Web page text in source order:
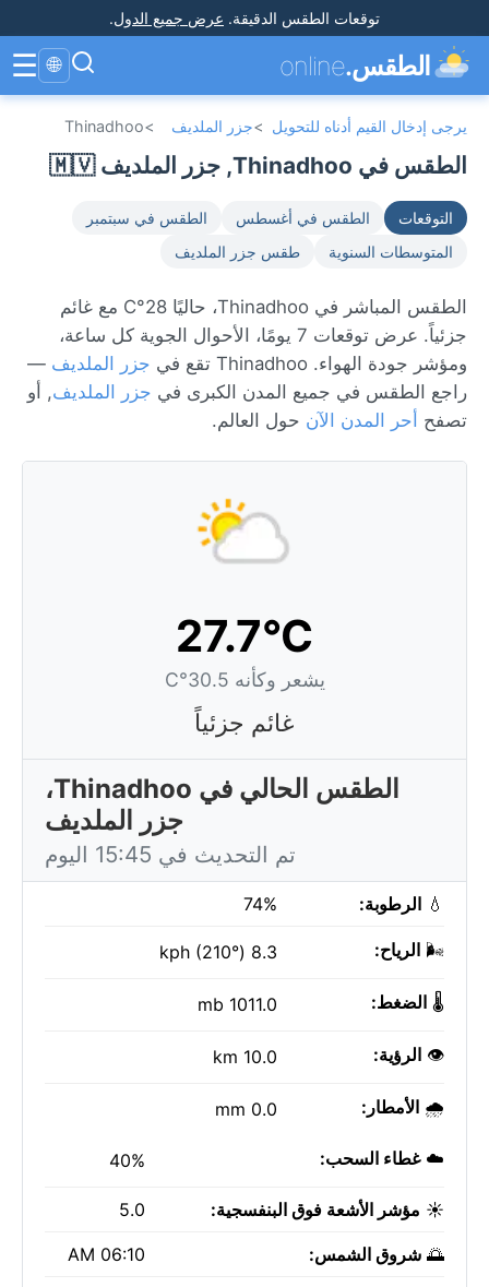
توقعات الطقس الدقيقة. عرض جميع الدول.
الطقس.online
🌐
☰
يرجى إدخال القيم أدناه للتحويل >جزر الملديف >
Thinadhoo
الطقس في Thinadhoo, جزر الملديف 🇲🇻
التوقعات الطقس في أغسطس
الطقس في سبتمبر
المتوسطات السنوية
طقس جزر الملديف
الطقس المباشر في Thinadhoo، حاليًا 28°C مع غائم
جزئياً. عرض توقعات 7 يومًا، الأحوال الجوية كل ساعة،
ومؤشر جودة الهواء. Thinadhoo تقع في
جزر الملديف —
راجع الطقس في جميع المدن الكبرى في جزر الملديف, أو
تصفح أحر المدن الآن حول العالم.
27.7°C
يشعر وكأنه 30.5°C
غائم جزئياً
الطقس الحالي في Thinadhoo،
جزر الملديف
تم التحديث في 15:45 اليوم
💧 الرطوبة: 74%
🌬️ الرياح: 8.3 kph (210°)
🌡️ الضغط: 1011.0 mb
👁️ الرؤية: 10.0 km
🌧️ الأمطار: 0.0 mm
☁️غطاء السحب: 40%
☀️ مؤشر الأشعة فوق البنفسجية: 5.0
🌅 شروق الشمس: 06:10 AM